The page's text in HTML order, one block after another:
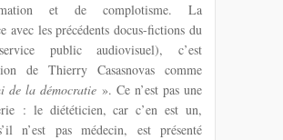
et de complotisme. La
avec les précédents docus-fictions du
public audiovisuel), c’est
de Thierry Casasnovas comme
de la démocratie ». Ce n’est pas une
: le diététicien, car c’en est un,
n’est pas médecin, est présenté